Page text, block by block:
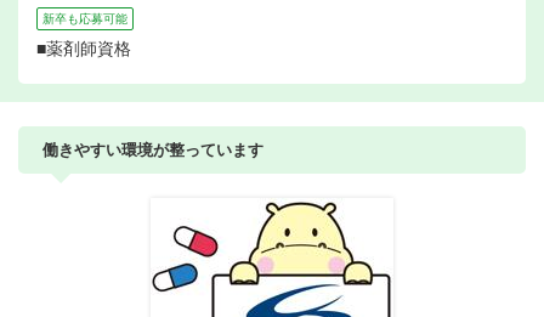
新卒も応募可能
■薬剤師資格
働きやすい環境が整っています